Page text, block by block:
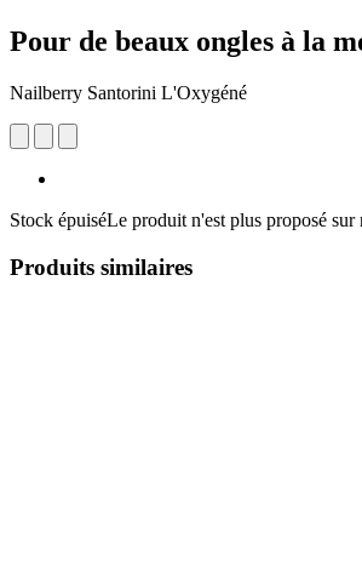
Pour de beaux ongles à la
Nailberry Santorini L'Oxygéné
Stock épuiséLe produit n'est plus proposé sur
Produits similaires